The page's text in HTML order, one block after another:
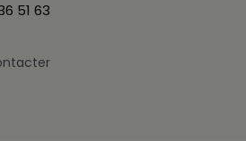
51 63